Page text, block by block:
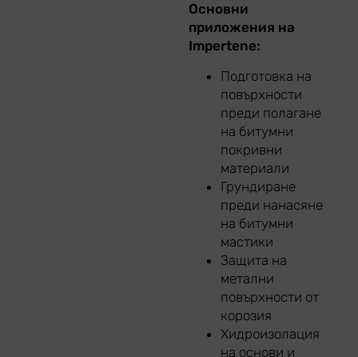
Основни
приложения на
Impertene:
Подготовка на
повърхности
преди полагане
на битумни
покривни
материали
Грундиране
преди нанасяне
на битумни
мастики
Защита на
метални
повърхности от
корозия
Хидроизолация
на основи и